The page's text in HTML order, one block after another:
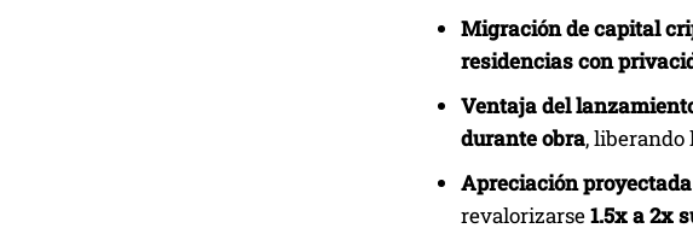
Migración de capital
residencias con
Ventaja del
durante obra, liberando
Apreciación
revalorizarse1.5x a 2x